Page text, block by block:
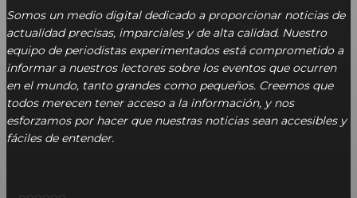
Somos un medio digital dedicado a proporcionar noticias de
actualidad precisas, imparciales y de alta calidad. Nuestro
equipo de periodistas experimentados está comprometido a
informar a nuestros lectores sobre los eventos que ocurren
en el mundo, tanto grandes como pequeños. Creemos que
todos merecen tener acceso a la información, y nos
esforzamos por hacer que nuestras noticias sean accesibles y
fáciles de entender.